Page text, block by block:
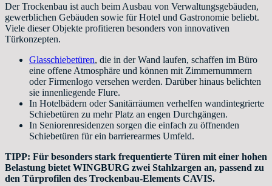
Der Trockenbau ist auch beim Ausbau von Verwaltungsgebäuden,
gewerblichen Gebäuden sowie für Hotel und Gastronomie beliebt.
Viele dieser Objekte profitieren besonders von innovativen
Türkonzepten.
Glasschiebetüren, die in der Wand laufen, schaffen im Büro
eine offene Atmosphäre und können mit Zimmernummern
oder Firmenlogo versehen werden. Darüber hinaus belichten
sie innenliegende Flure.
In Hotelbädern oder Sanitärräumen verhelfen wandintegrierte
Schiebetüren zu mehr Platz an engen Durchgängen.
In Seniorenresidenzen sorgen die einfach zu öffnenden
Schiebetüren für ein barrierearmes Umfeld.
TIPP: Für besonders stark frequentierte Türen mit einer hohen
Belastung bietet WINGBURG zwei Stahlzargen an, passend zu
den Türprofilen des Trockenbau-Elements CAVIS.